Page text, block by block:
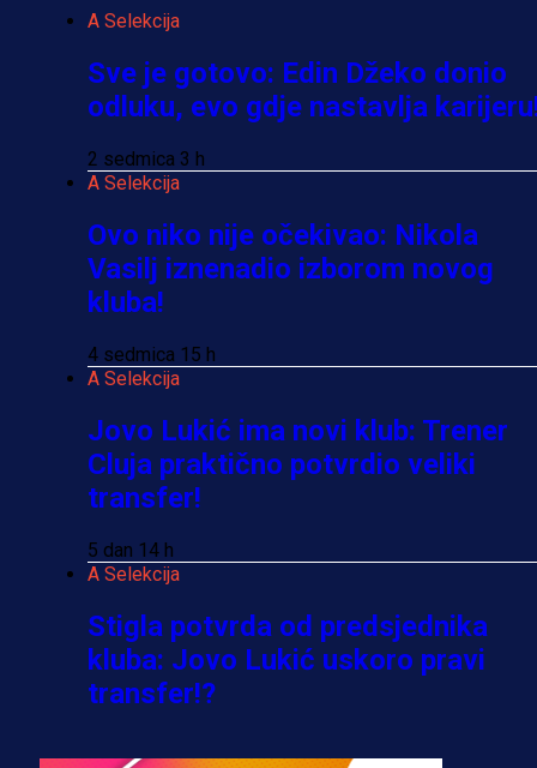
A Selekcija
Sve je gotovo: Edin Džeko donio
odluku, evo gdje nastavlja
2 sedmica 3 h
A Selekcija
Ovo niko nije očekivao: Nikola
Vasilj iznenadio izborom novog
kluba!
4 sedmica 15 h
A Selekcija
Jovo Lukić ima novi klub: Trener
Cluja praktično potvrdio veliki
transfer!
5 dan 14 h
A Selekcija
Stigla potvrda od predsjednika
kluba: Jovo Lukić uskoro pravi
transfer!?